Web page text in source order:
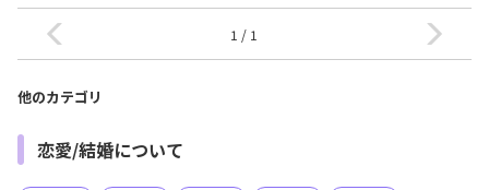
1 / 1
他のカテゴリ
恋愛/結婚について